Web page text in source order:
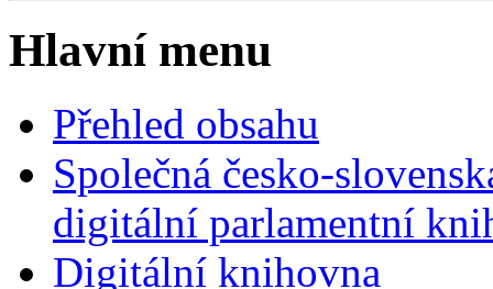
Hlavní menu
Přehled obsahu
Společná česko-
digitální parlamentní
Digitální knihovna